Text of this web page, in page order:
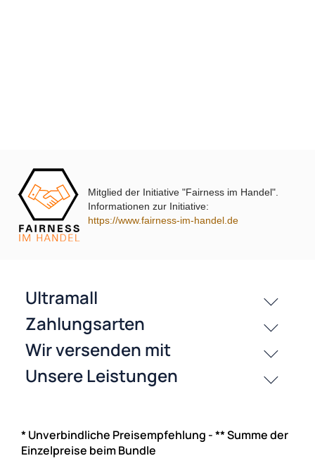
Mitglied der Initiative "Fairness im Handel".
Informationen zur Initiative:
https://www.fairness-im-handel.de
* Unverbindliche Preisempfehlung - ** Summe der
Einzelpreise beim Bundle